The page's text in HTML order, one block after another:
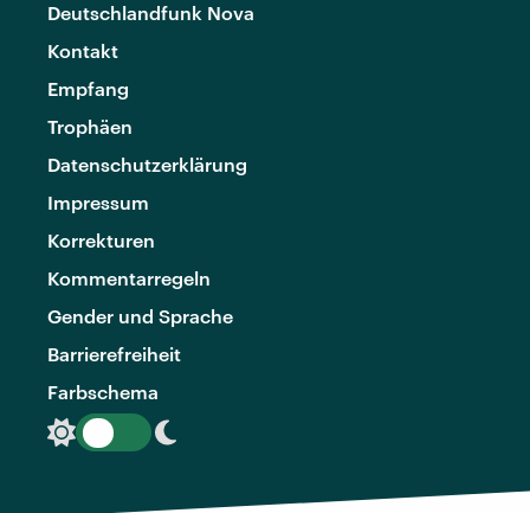
Deutschlandfunk Nova
Kontakt
Empfang
Trophäen
Datenschutzerklärung
Impressum
Korrekturen
Kommentarregeln
Gender und Sprache
Barrierefreiheit
Farbschema